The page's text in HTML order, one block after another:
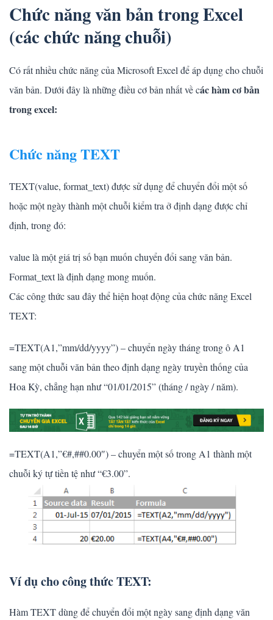
Chức năng văn bản trong Excel
(các chức năng chuỗi)
Có rất nhiều chức năng của Microsoft Excel để áp dụng cho chuỗi
văn bản. Dưới đây là những điều cơ bản nhất về các hàm cơ bản
trong excel:
Chức năng TEXT
TEXT(value, format_text) được sử dụng để chuyển đổi một số
hoặc một ngày thành một chuỗi kiểm tra ở định dạng được chỉ
định, trong đó:
value là một giá trị số bạn muốn chuyển đổi sang văn bản.
Format_text là định dạng mong muốn.
Các công thức sau đây thể hiện hoạt động của chức năng Excel
TEXT:
=TEXT(A1,”mm/dd/yyyy”) – chuyển ngày tháng trong ô A1
sang một chuỗi văn bản theo định dạng ngày truyền thống của
Hoa Kỳ, chẳng hạn như “01/01/2015” (tháng / ngày / năm).
=TEXT(A1,”€#,##0.00″) – chuyển một số trong A1 thành một
chuỗi ký tự tiền tệ như “€3.00”.
Ví dụ cho công thức TEXT:
Hàm TEXT dùng để chuyển đổi một ngày sang định dạng văn